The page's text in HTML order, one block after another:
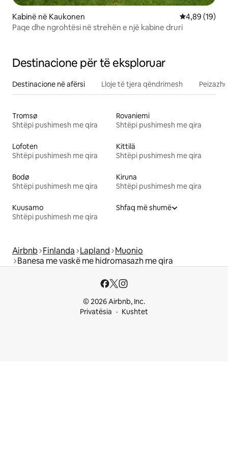
Kabinë në Kaukonen Vlerësimi
4,89 (19)
Paqe dhe ngrohtësi në strehën e një kabine druri
Destinacione për të eksploruar
Destinacione në afërsi Lloje të tjera qëndrimesh
Tromsø
Shtëpi pushimesh me qira
Rovaniemi
Shtëpi pushimesh me qira
Lofoten
Shtëpi pushimesh me qira
Kittilä
Shtëpi pushimesh me qira
Bodø
Shtëpi pushimesh me qira
Kiruna
Shtëpi pushimesh me qira
Kuusamo
Shtëpi pushimesh me qira
Shfaq më shumë
Airbnb Finlanda Lapland Muonio
Banesa me vaskë me hidromasazh me qira
© 2026 Airbnb, Inc.
Privatësia
Kushtet